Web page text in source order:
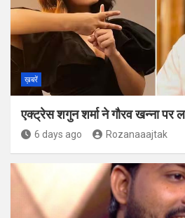
ख़बरें
एक्ट्रेस शगुन शर्मा ने गौरव खन्ना पर
6 days ago Rozanaaajtak